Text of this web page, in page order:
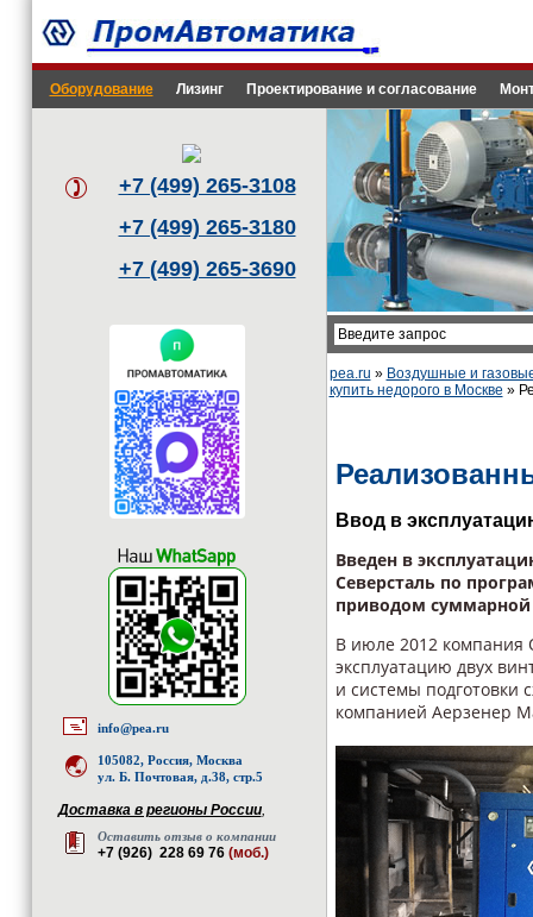
Оборудование Лизинг Проектирование и согласование
+7 (499) 265-3108
+7 (499) 265-3180
+7 (499) 265-3690
info@pea.ru
105082, Россия, Москва
ул. Б. Почтовая, д.38, стр.5
Доставка в регионы России,
Оставить отзыв о компании
+7 (926) 228 69 76 (моб.)
pea.ru » Воздушные и
купить недорого в Москве »
Ввод в
Введен в
Северсталь по
приводом
В июле 2012 компания
эксплуатацию двух
и системы подготовки
компанией Аерзенер